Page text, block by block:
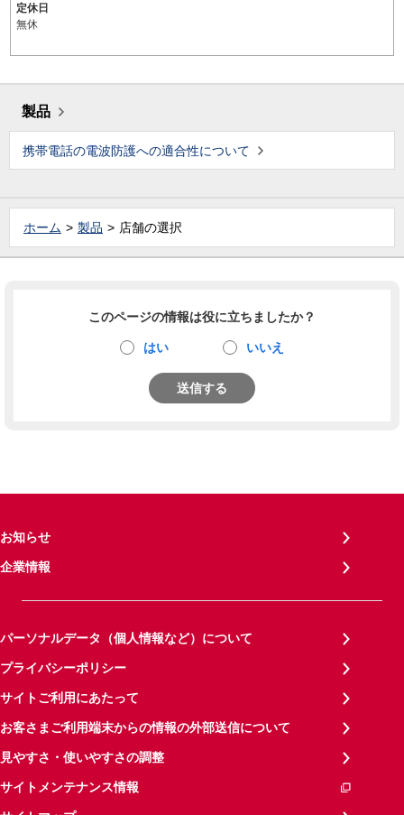
定休日
無休
製品
携帯電話の電波防護への適合性について
ホーム 製品 店舗の選択
このページの情報は役に立ちましたか？
はい いいえ
送信する
お知らせ
企業情報
パーソナルデータ（個人情報など）について
プライバシーポリシー
サイトご利用にあたって
お客さまご利用端末からの情報の外部送信について
見やすさ・使いやすさの調整
サイトメンテナンス情報